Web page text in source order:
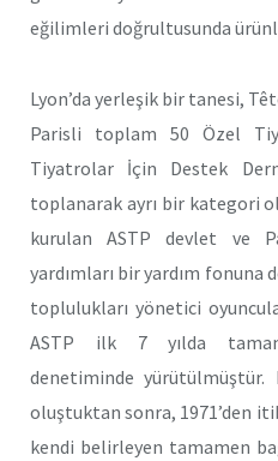
eğilimleri doğrultusunda
Lyon’da yerleşik bir tanesi,
Parisli toplam 50 Özel
Tiyatrolar İçin Destek
toplanarak ayrı bir kategori
kurulan ASTP devlet ve
yardımları bir yardım
toplulukları yönetici
ASTP ilk 7 yılda
denetiminde
oluştuktan sonra, 1971’den
kendi belirleyen tamamen